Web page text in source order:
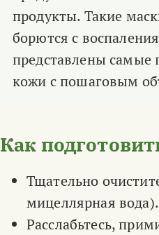
продукты. Такие
борются с
представлены самые
кожи с пошаговым
Как
Тщательно
мицеллярная вода).
Расслабьтесь,